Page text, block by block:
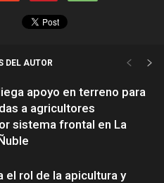
DEL AUTOR
apoyo en terreno para
a agricultores
sistema frontal en La
el rol de la apicultura y